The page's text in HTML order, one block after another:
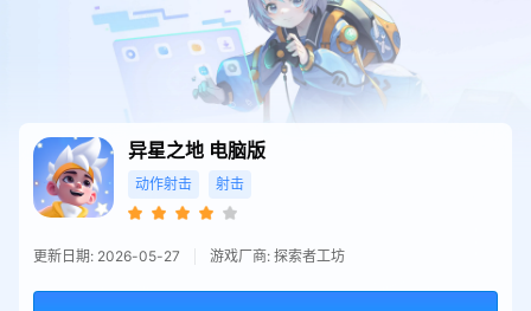
异星之地 电脑版
动作射击 射击
更新日期: 2026-05-27 游戏厂商: 探索者工坊